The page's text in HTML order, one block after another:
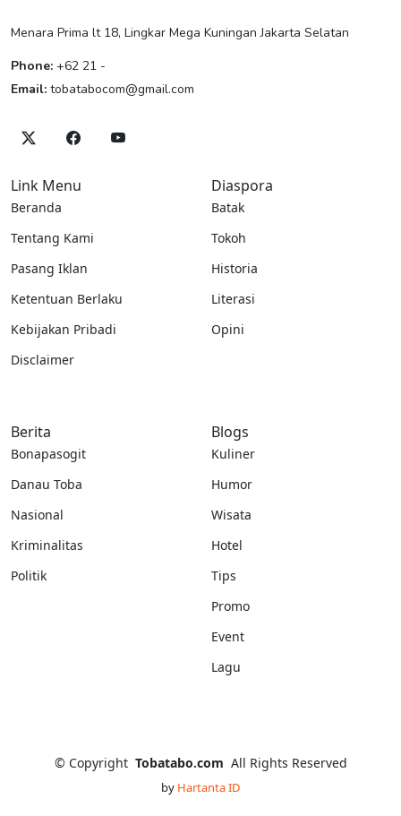
Menara Prima lt 18, Lingkar Mega Kuningan Jakarta Selatan
Phone: +62 21 -
Email: tobatabocom@gmail.com
Link Menu
Beranda
Tentang Kami
Pasang Iklan
Ketentuan Berlaku
Kebijakan Pribadi
Disclaimer
Diaspora
Batak
Tokoh
Historia
Literasi
Opini
Berita
Bonapasogit
Danau Toba
Nasional
Kriminalitas
Politik
Blogs
Kuliner
Humor
Wisata
Hotel
Tips
Promo
Event
Lagu
© Copyright Tobatabo.com All Rights Reserved
by Hartanta ID